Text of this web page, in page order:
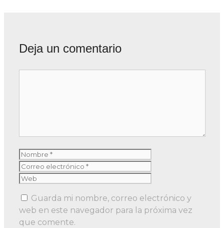
Deja un comentario
Nombre
Guarda mi nombre, correo electrónico y
web en este navegador para la próxima vez
que comente.